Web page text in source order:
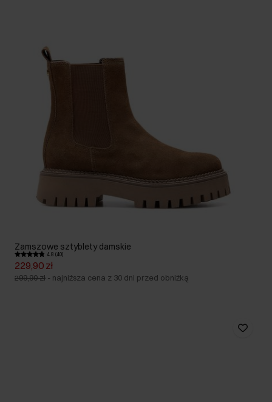
Zamszowe sztyblety damskie
4.8 (40)
229,90 zł
299,90 zł - najniższa cena z 30 dni przed obniżką